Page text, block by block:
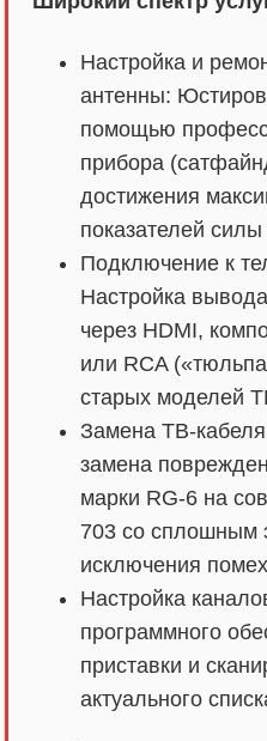
Настройка и
антенны:
помощью
прибора
достижения
показателей силы
Подключение к
Настройка
через HDMI,
или RCA
старых моделей
Замена ТВ-
замена
марки RG-6 на
703 со сплошным
исключения
Настройка
программного
приставки и
актуального